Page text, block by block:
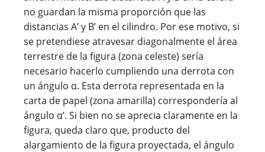
no guardan la misma proporción que las
distancias A’ y B’ en el cilindro. Por ese motivo, si
se pretendiese atravesar diagonalmente el área
terrestre de la figura (zona celeste) sería
necesario hacerlo cumpliendo una derrota con
un ángulo α. Esta derrota representada en la
carta de papel (zona amarilla) correspondería al
ángulo α’. Si bien no se aprecia claramente en la
figura, queda claro que, producto del
alargamiento de la figura proyectada, el ángulo